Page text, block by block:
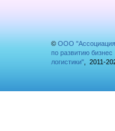
© ООО "Ассоциация
по развитию бизнес
логистики", 2011-